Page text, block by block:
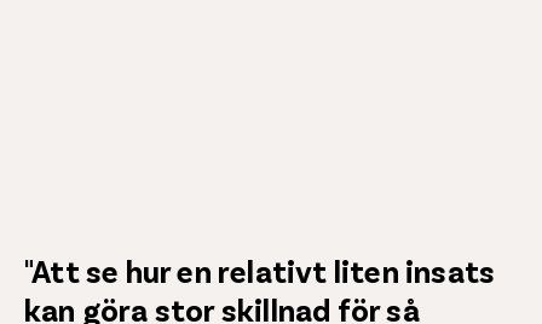
"Att se hur en relativt liten insats
kan göra stor skillnad för så